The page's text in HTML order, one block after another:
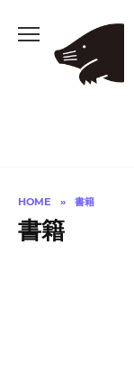
content
HOME » 書籍
書籍